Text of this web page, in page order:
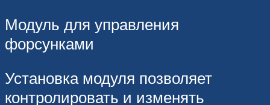
Модуль для управления
форсунками
Установка модуля позволяет
контролировать и изменять